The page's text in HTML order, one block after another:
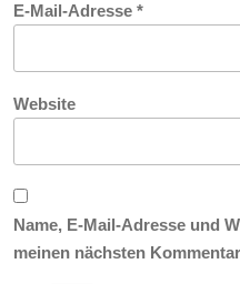
E-Mail-Adresse *
Website
Name, E-Mail-Adresse und
meinen nächsten